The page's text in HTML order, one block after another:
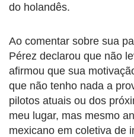
do holandês.
Ao comentar sobre sua
Pérez declarou que não
afirmou que sua
que não tenho nada a
pilotos atuais ou dos
meu lugar, mas mesmo
mexicano em coletiva de